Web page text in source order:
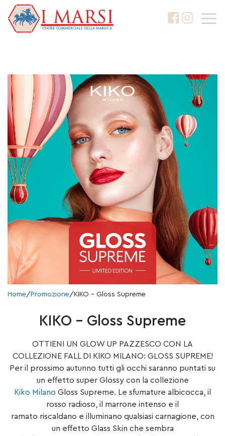
Home/ Promozione/ KIKO – Gloss Supreme
KIKO – Gloss Supreme
OTTIENI UN GLOW UP PAZZESCO CON LA
COLLEZIONE FALL DI KIKO MILANO: GLOSS SUPREME!
Per il prossimo autunno tutti gli occhi saranno puntati su
un effetto super Glossy con la collezione
Kiko Milano Gloss Supreme. Le sfumature albicocca, il
rosso radioso, il marrone intenso e il
ramato riscaldano e illuminano qualsiasi carnagione, con
un effetto Glass Skin che sembra